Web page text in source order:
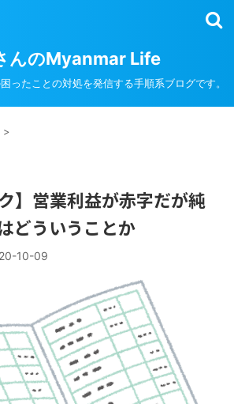
んのMyanmar Life
ったことの対処を発信する手順系ブログです。
>
】営業利益が赤字だが純
どういうことか
10-09